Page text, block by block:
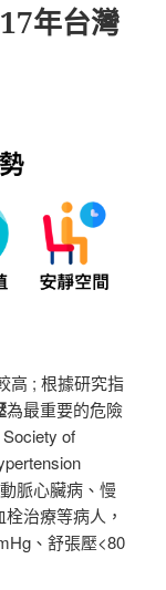
年台灣
高 ; 根據研究指
為最重要的危險
of
脈心臟病、慢
治療等病人，
、舒張壓<80